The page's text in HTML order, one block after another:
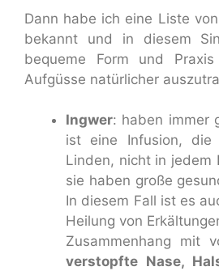
Dann habe ich eine Liste
bekannt und in diesem
bequeme Form und
Aufgüsse natürlicher
Ingwer: haben immer
ist eine Infusion, die
Linden, nicht in jedem
sie haben große
In diesem Fall ist es
Heilung von
Zusammenhang mit
verstopfte Nase,